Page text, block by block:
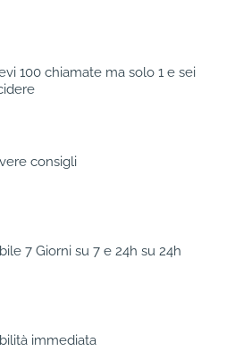
100 chiamate ma solo 1 e sei
consigli
7 Giorni su 7 e 24h su 24h
immediata